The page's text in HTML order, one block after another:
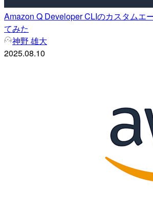
Amazon Q Developer CLIのカスタムエ
てみた
神野 雄大
2025.08.10